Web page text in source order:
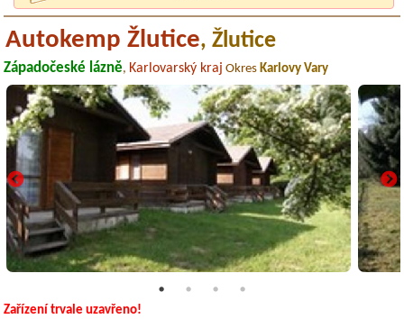
Autokemp Žlutice, Žlutice
Západočeské lázně, Karlovarský kraj Okres Karlovy Vary
Zařízení trvale uzavřeno!